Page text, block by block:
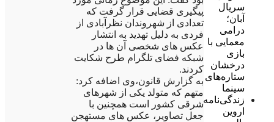
سریال
آبان؛
درامی
معمایی با
بازی
درخشان
ستاره‌های
سینما
زندگی‌نامه
اروین
پیگیری قضایی قرار گرفت که
تعدادی از شهروندان نظرآبادی از
فردی به دلیل تهدید به انتشار
عکس های شخصی آن ها در
شبکه فضای تلگرام طرح شکایت
کردند.
به گزارش قانون،وی اضافه کرد:
متهم که متولد یکی از شهرهای
شرقی کشور است همچنین با
جعل تصاویر، عکس های مستهجن